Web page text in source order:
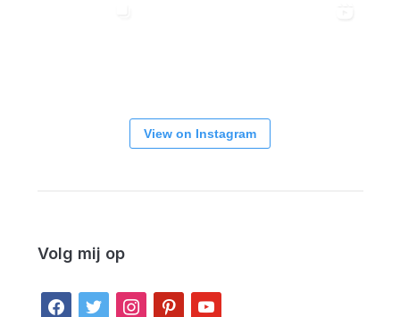
View on Instagram
Volg mij op
facebook
twitter instagrampinterestyoutube